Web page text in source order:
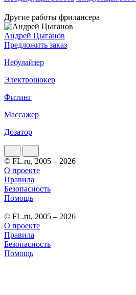
Другие работы фрилансера
Андрей Цыганов
Предложить заказ
Небулайзер
Электрошокер
Фитинг
Массажер
Дозатор
© FL.ru, 2005 – 2026
О проекте
Правила
Безопасность
Помощь
© FL.ru, 2005 – 2026
О проекте
Правила
Безопасность
Помощь